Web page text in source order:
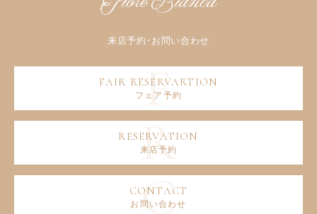
フェア予約
来店予約
お問い合わせ